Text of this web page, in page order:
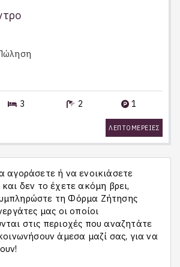
3 2 1
ΛΕΠΤΟΜΕΡΕΙΕΣ
αγοράσετε ή να ενοικιάσετε
δεν το έχετε ακόμη βρει,
τη Φόρμα Ζήτησης
μας οι οποίοι
στις περιοχές που αναζητάτε
άμεσα μαζί σας, για να